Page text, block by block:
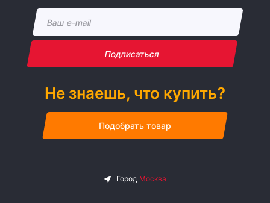
Подписаться
Не знаешь, что купить?
Подобрать товар